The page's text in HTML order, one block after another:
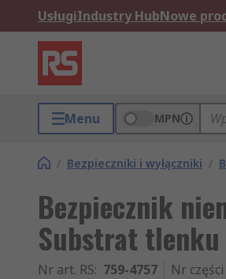
UsługiIndustry HubNowe
Menu MPN
/ Bezpieczniki i wyłączniki /
Bezpiecznik
Substrat
Nr art. RS: 759-4757 Nr